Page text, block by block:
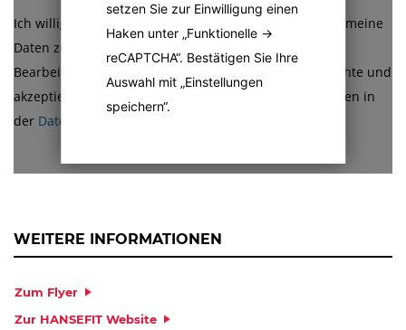
Ich willige mit dem Absenden des Formulars ein, dass meine
Daten zum Zwecke der Kontaktaufnahme oder zur
Bearbeitung der Anfrage verarbeitet werden. Ich beachte und
akzeptiere hiermit auch die Hinweise und Erläuterungen in
der Datenschutzerklärung
setzen Sie zur Einwilligung einen
Haken unter „Funktionelle ->
reCAPTCHA“. Bestätigen Sie Ihre
Auswahl mit „Einstellungen
speichern“.
WEITERE INFORMATIONEN
Zum Flyer
Zur HANSEFIT Website